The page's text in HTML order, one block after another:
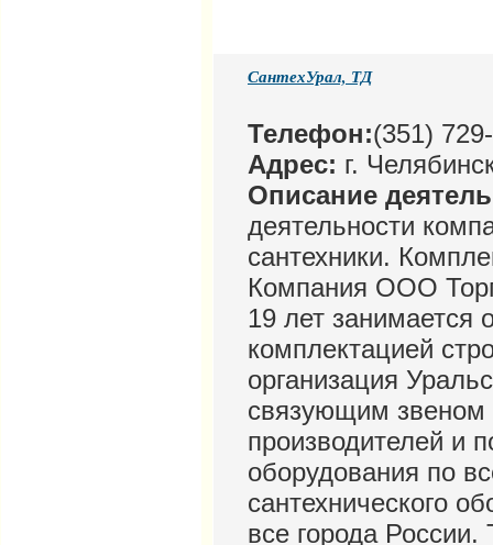
СантехУрал, ТД
Телефон:(351)
Адрес: г.
Описание
деятельности
сантехники.
Компания ООО
19 лет занимается
комплектацией
организация
связующим звеном
производителей и
оборудования по
сантехнического
все города